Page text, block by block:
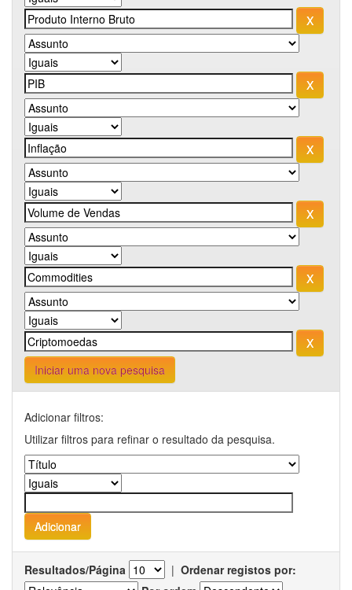
Iniciar uma nova pesquisa
Adicionar filtros:
Utilizar filtros para refinar o resultado da pesquisa.
Resultados/Página | Ordenar registos por: